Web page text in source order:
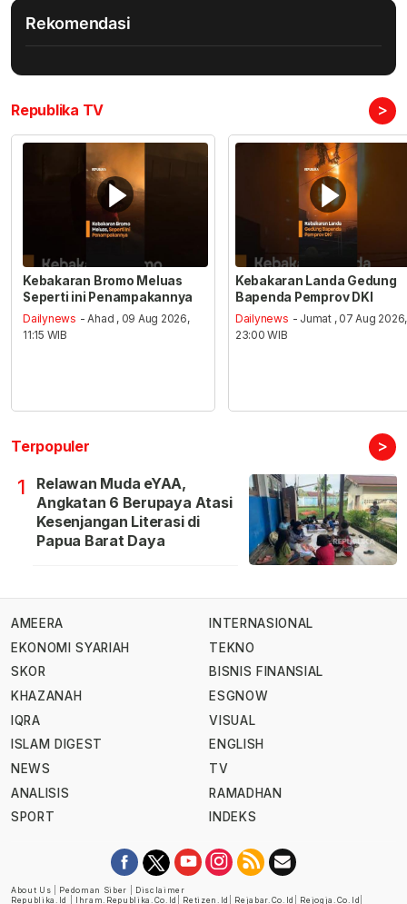
Rekomendasi
Republika TV >
Kebakaran Bromo Meluas
Seperti ini Penampakannya
Dailynews - Ahad , 09 Aug 2026,
11:15 WIB
Kebakaran Landa Gedung
Bapenda Pemprov DKI
Dailynews - Jumat , 07 Aug 2026,
23:00 WIB
Terpopuler >
1
Relawan Muda eYAA,
Angkatan 6 Berupaya Atasi
Kesenjangan Literasi di
Papua Barat Daya
AMEERA
EKONOMI SYARIAH
SKOR
KHAZANAH
IQRA
ISLAM DIGEST
NEWS
ANALISIS
SPORT
INTERNASIONAL
TEKNO
BISNIS FINANSIAL
ESGNOW
VISUAL
ENGLISH
TV
RAMADHAN
INDEKS
About Us Pedoman Siber
Disclaimer
Republika.id
Ihram.republika.co.id Retizen.id Rejabar.co.id Rejogja.co.id